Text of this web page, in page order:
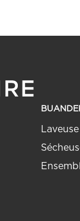
Laveuse